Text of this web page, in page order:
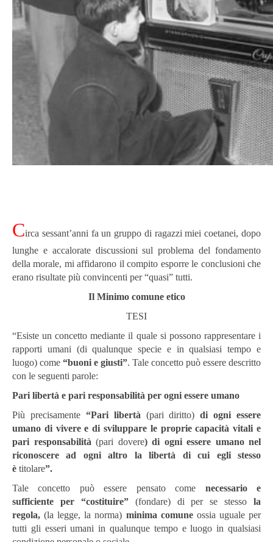
Circa sessant’anni fa un gruppo di ragazzi miei coetanei, dopo
lunghe e accalorate discussioni sul problema del fondamento
della morale, mi affidarono il compito esporre le conclusioni che
erano risultate più convincenti per “quasi” tutti.
Il Minimo comune etico
TESI
“Esiste un concetto mediante il quale si possono rappresentare i
rapporti umani (di qualunque specie e in qualsiasi tempo e
luogo) come “buoni e giusti”. Tale concetto può essere descritto
con le seguenti parole:
Pari libertà e pari responsabilità per ogni essere umano
Più precisamente “Pari libertà (pari diritto)di ogni essere
umano di vivere e di sviluppare le proprie capacità vitali e
pari responsabilità (pari dovere) di ogni essere umano nel
riconoscere ad ogni altro la libertà di cui egli stesso
è titolare”.
Tale concetto può essere pensato come necessario e
sufficiente
per “costituire”(fondare) di per se stesso la
regola, (la legge, la norma) minima comuneossia uguale per
tutti gli esseri umani in qualunque tempo e luogo in qualsiasi